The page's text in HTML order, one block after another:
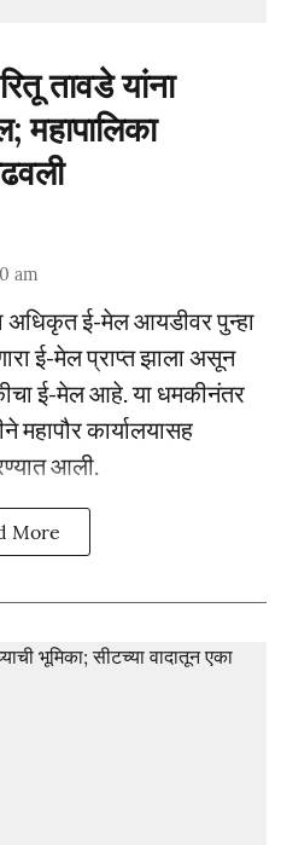
तावडे यांना
महापालिका
am
अधिकृत ई-मेल आयडीवर पुन्हा
ई-मेल प्राप्त झाला असून
ई-मेल आहे. या धमकीनंतर
महापौर कार्यालयासह
आली.
More